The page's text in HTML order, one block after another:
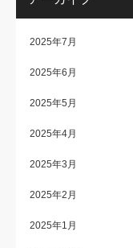
2025年7月
2025年6月
2025年5月
2025年4月
2025年3月
2025年2月
2025年1月